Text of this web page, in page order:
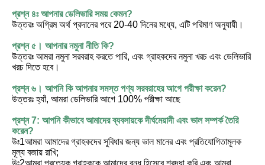
প্রশ্ন ৪ঃ আপনার ডেলিভারি সময় কেমন?
উত্তরঃ অগ্রিম অর্থ প্রদানের পরে 20-40 দিনের মধ্যে, এটি পরিমাণ অনুযায়ী।
প্রশ্ন ৫। আপনার নমুনা নীতি কি?
উত্তরঃ আমরা নমুনা সরবরাহ করতে পারি, এবং গ্রাহকদের নমুনা খরচ এবং ডেলিভারি
খরচ দিতে হবে।
প্রশ্ন ৬। আপনি কি আপনার সমস্ত পণ্য সরবরাহের আগে পরীক্ষা করেন?
উত্তরঃ হ্যাঁ, আমরা ডেলিভারি আগে 100% পরীক্ষা আছে
প্রশ্ন 7: আপনি কীভাবে আমাদের ব্যবসায়কে দীর্ঘমেয়াদী এবং ভাল সম্পর্ক তৈরি
করেন?
উঃ1আমরা আমাদের গ্রাহকদের সুবিধার জন্য ভাল মানের এবং প্রতিযোগিতামূলক
মূল্য বজায় রাখি;